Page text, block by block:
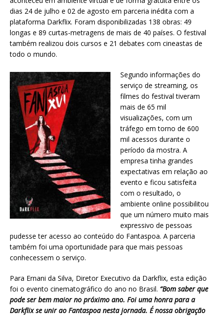
dias 24 de julho e 02 de agosto em parceria inédita com a
plataforma Darkflix. Foram disponibilizadas 138 obras: 49
longas e 89 curtas-metragens de mais de 40 países. O festival
também realizou dois cursos e 21 debates com cineastas de
todo o mundo.
Segundo informações do
serviço de streaming, os
filmes do festival tiveram
mais de 65 mil
visualizações, com um
tráfego em torno de 600
mil acessos durante o
período da mostra. A
empresa tinha grandes
expectativas em relação ao
evento e ficou satisfeita
com o resultado, o
ambiente online possibilitou
que um número muito mais
expressivo de pessoas
pudesse ter acesso ao conteúdo do Fantaspoa. A parceria
também foi uma oportunidade para que mais pessoas
conhecessem o serviço.
Para Ernani da Silva, Diretor Executivo da Darkflix, esta edição
foi o evento cinematográfico do ano no Brasil. “Bom saber que
pode ser bem maior no próximo ano. Foi uma honra para a
Darkflix se unir ao Fantaspoa nesta jornada. É nossa obrigação